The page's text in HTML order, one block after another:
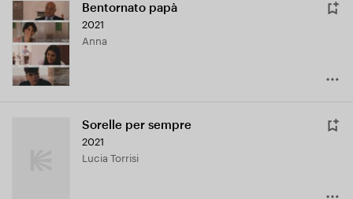
Bentornato papà
2021
Anna
Sorelle per sempre
2021
Lucia Torrisi